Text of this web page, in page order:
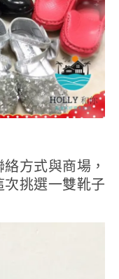
方式與商場，
挑選一雙靴子